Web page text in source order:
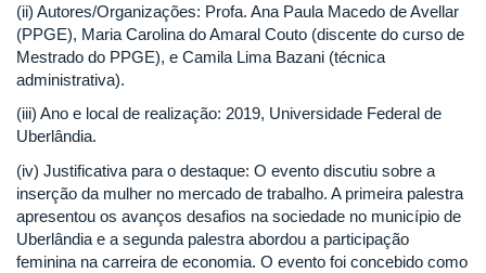
(ii) Autores/Organizações: Profa. Ana Paula Macedo de Avellar
(PPGE), Maria Carolina do Amaral Couto (discente do curso de
Mestrado do PPGE), e Camila Lima Bazani (técnica
administrativa).
(iii) Ano e local de realização: 2019, Universidade Federal de
Uberlândia.
(iv) Justificativa para o destaque: O evento discutiu sobre a
inserção da mulher no mercado de trabalho. A primeira palestra
apresentou os avanços desafios na sociedade no município de
Uberlândia e a segunda palestra abordou a participação
feminina na carreira de economia. O evento foi concebido como